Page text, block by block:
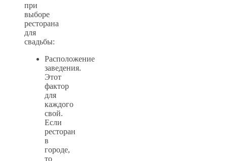
при
выборе
ресторана
для
свадьбы:
Расположение
заведения.
Этот
фактор
для
каждого
свой.
Если
ресторан
в
городе,
то